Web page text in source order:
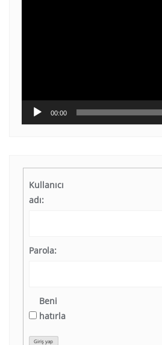
00:00
Kullanıcı
adı:
Parola:
Beni
hatırla
Giriş yap